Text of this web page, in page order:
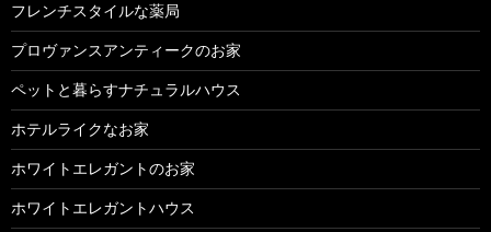
フレンチスタイルな薬局
プロヴァンスアンティークのお家
ペットと暮らすナチュラルハウス
ホテルライクなお家
ホワイトエレガントのお家
ホワイトエレガントハウス